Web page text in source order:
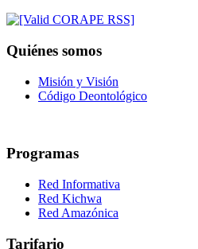
Quiénes somos
Misión y Visión
Código Deontológico
Programas
Red Informativa
Red Kichwa
Red Amazónica
Tarifario